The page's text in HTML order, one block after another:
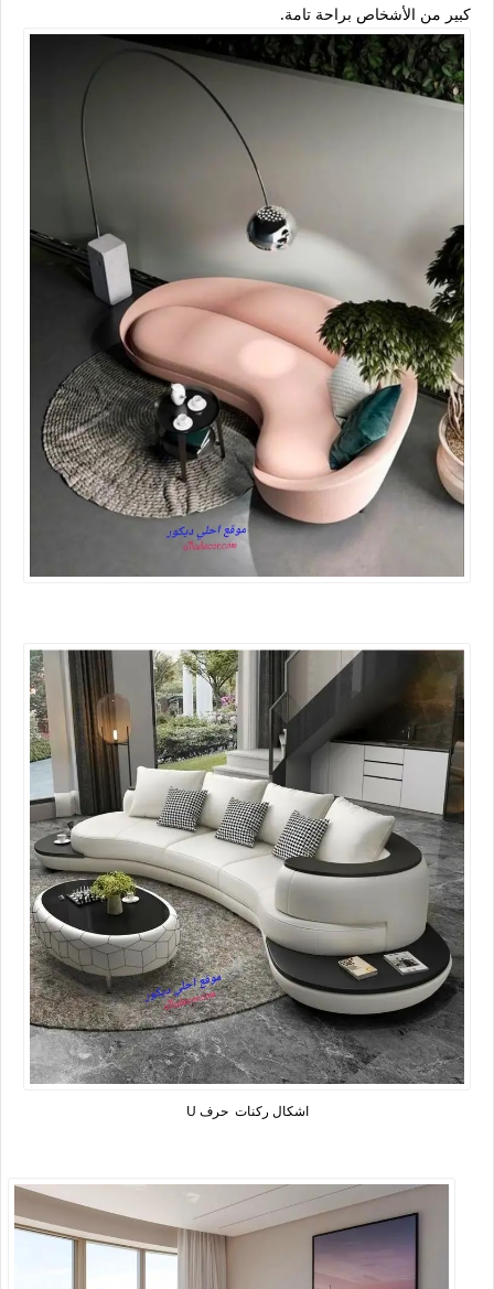
كبير من الأشخاص براحة تامة.
اشكال ركنات حرف U